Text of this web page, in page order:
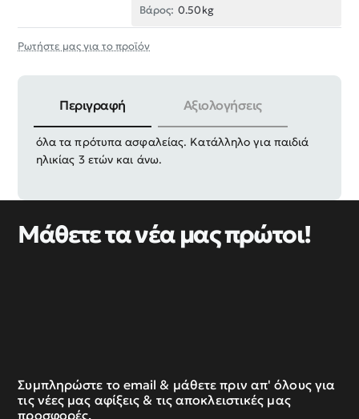
Βάρος: 0.50kg
Ρωτήστε μας για το προϊόν
Περιγραφή Αξιολογήσεις
Διαστάσεις συσκευασίας: 13.7 x 10.5 x 2.5cm. Πληροί
όλα τα πρότυπα ασφαλείας. Κατάλληλο για παιδιά
ηλικίας 3 ετών και άνω.
Μάθετε τα νέα μας πρώτοι!
Συμπληρώστε το email & μάθετε πριν απ' όλους για
τις νέες μας αφίξεις & τις αποκλειστικές μας
προσφορές.